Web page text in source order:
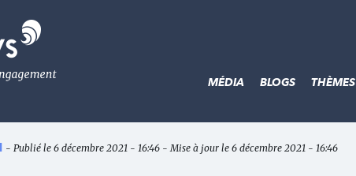
MÉDIA BLOGS THÈMES
- Publié le 6 décembre 2021 - 16:46 - Mise à jour le 6 décembre 2021 - 16:46